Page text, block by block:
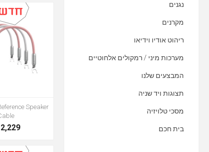
Speaker
2,229 ₪
נגנים
מקרנים
ריהוט אודיו וידיאו
מערכות מיני / רמקולים אלחוטיים
המבצעים שלנו
תצוגות ויד שניה
מסכי טלויזיה
בית חכם